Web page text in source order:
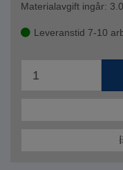
Materialavgift ingår:
Leveranstid 7-10